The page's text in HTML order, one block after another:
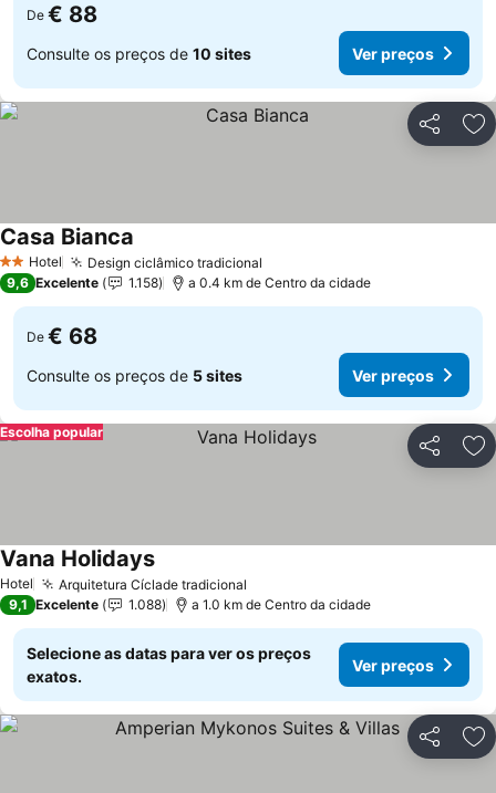
De € 88
Consulte os preços de 10 sites Ver preços
Partilhar
2 Estrelas
Hotel Design ciclâmico tradicional
Casa Bianca
9,6 Excelente 1.158 a 0.4 km de Centro da cidade
De € 68
Consulte os preços de 5 sites Ver preços
Partilhar
Escolha popular
Hotel Arquitetura Cíclade tradicional
Vana Holidays
9,1 Excelente 1.088 a 1.0 km de Centro da cidade
Selecione as datas para ver os preços
exatos.
Ver preços
Partilhar